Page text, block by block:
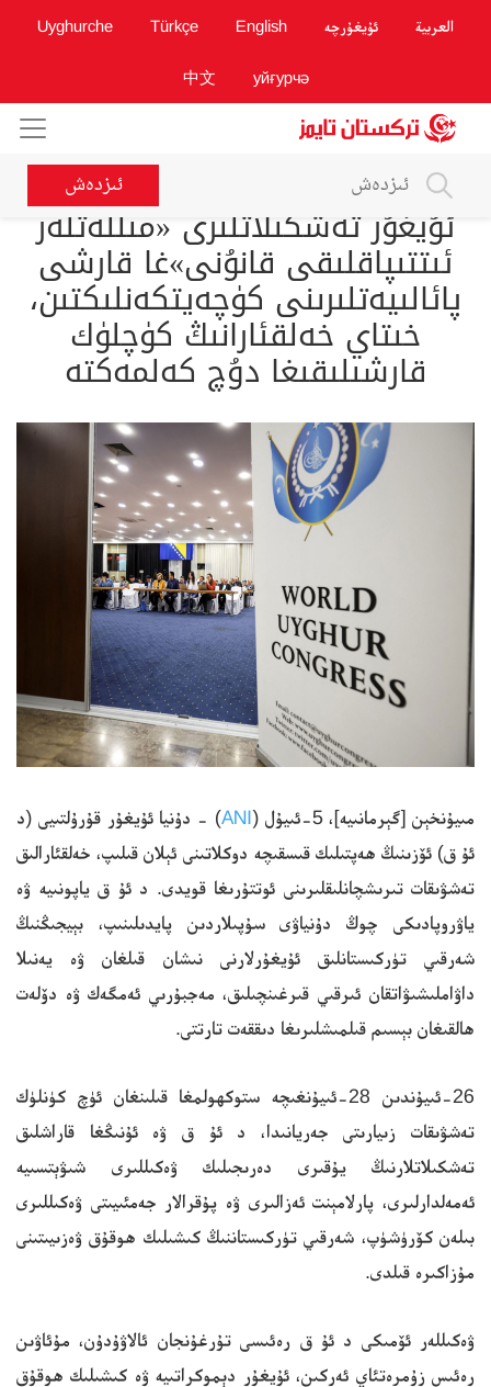
العربية ئۇيغۇرچە English
Türkçe
Uyghurche
уйғурчә
中文
ئىزدەش
ئۇيغۇر تەشكىلاتلىرى «مىللەتلەر
ئىتتىپاقلىقى قانۇنى»غا قارشى
پائالىيەتلىرىنى كۈچەيتكەنلىكتىن،
خىتاي خەلقئارانىڭ كۈچلۈك
قارشىلىقىغا دۇچ كەلمەكتە
مىيۇنخېن [گېرمانىيە]، 5-ئىيۇل ( ANI) - دۇنيا ئۇيغۇر قۇرۇلتىيى (د
ئۇ ق) ئۆزىنىڭ ھەپتىلىك قىسقىچە دوكلاتىنى ئېلان قىلىپ، خەلقئارالىق
تەشۋىقات تىرىشچانلىقلىرىنى ئوتتۇرىغا قويدى. د ئۇ ق ياپونىيە ۋە
ياۋروپادىكى چوڭ دۇنياۋى سۇپىلاردىن پايدىلىنىپ، بېيجىڭنىڭ
شەرقىي تۈركىستانلىق ئۇيغۇرلارنى نىشان قىلغان ۋە يەنىلا
داۋاملىشىۋاتقان ئىرقىي قىرغىنچىلىق، مەجبۇرىي ئەمگەك ۋە دۆلەت
ھالقىغان بېسىم قىلمىشلىرىغا دىققەت تارتتى.
26-ئىيۇندىن 28-ئىيۇنغىچە ستوكھولمغا قىلىنغان ئۈچ كۈنلۈك
تەشۋىقات زىيارىتى جەريانىدا، د ئۇ ق ۋە ئۇنىڭغا قاراشلىق
تەشكىلاتلارنىڭ يۇقىرى دەرىجىلىك ۋەكىللىرى شىۋېتسىيە
ئەمەلدارلىرى، پارلامېنت ئەزالىرى ۋە پۇقرالار جەمئىيىتى ۋەكىللىرى
بىلەن كۆرۈشۈپ، شەرقىي تۈركىستاننىڭ كىشىلىك ھوقۇق ۋەزىيىتىنى
مۇزاكىرە قىلدى.
ۋەكىللەر ئۆمىكى د ئۇ ق رەئىسى تۇرغۇنجان ئالاۋۇدۇن، مۇئاۋىن
رەئىس زۇمرەتئاي ئەركىن، ئۇيغۇر دېموكراتىيە ۋە كىشىلىك ھوقۇق